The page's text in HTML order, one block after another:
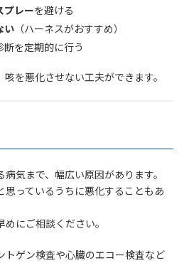
プレーを避ける
い （ハーネスがおすすめ）
を定期的に行う
を悪化させない工夫ができます。
気まで、幅広い原因があります。
思っているうちに悪化することもあ
にご相談ください。
トゲン検査や心臓のエコー検査など